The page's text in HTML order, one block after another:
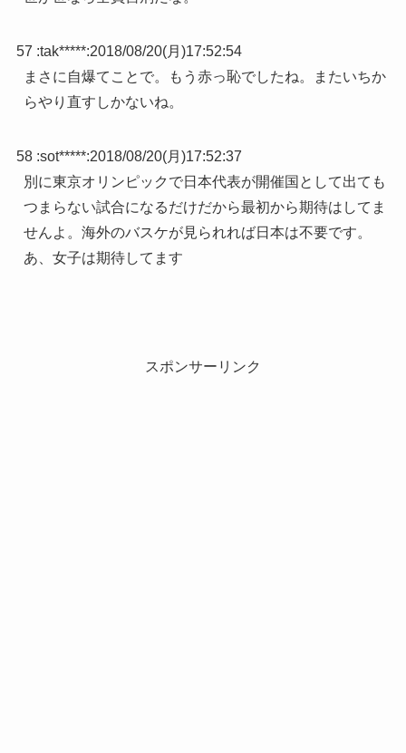
57 :tak*****:2018/08/20(月)17:52:54
まさに自爆てことで。もう赤っ恥でしたね。またいちか
らやり直すしかないね。
58 :sot*****:2018/08/20(月)17:52:37
別に東京オリンピックで日本代表が開催国として出ても
つまらない試合になるだけだから最初から期待はしてま
せんよ。海外のバスケが見られれば日本は不要です。
あ、女子は期待してます
スポンサーリンク